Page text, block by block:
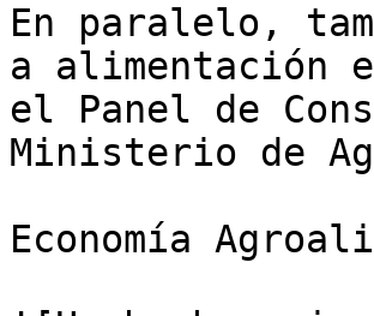
En paralelo,
a alimentación
el Panel de
Ministerio de
Economía